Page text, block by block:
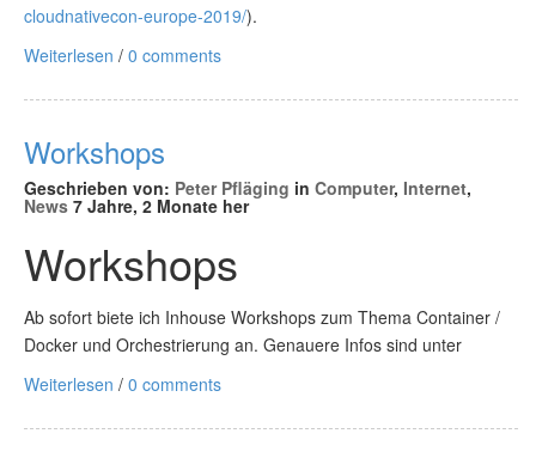
cloudnativecon-europe-2019/).
Weiterlesen / 0 comments
Workshops
Geschrieben von: Peter Pfläging in Computer, Internet,
News 7 Jahre, 2 Monate her
Workshops
Ab sofort biete ich Inhouse Workshops zum Thema Container /
Docker und Orchestrierung an. Genauere Infos sind unter
Weiterlesen / 0 comments